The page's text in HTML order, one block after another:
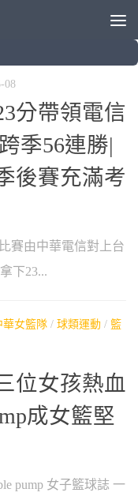
08
分帶領電信
季56連勝|
後賽充滿考
賽由中華電信對上台
下23...
華女籃隊 / 球類運動 / 籃
位女孩熱血
成女籃堅
pump 女子籃球誌 一